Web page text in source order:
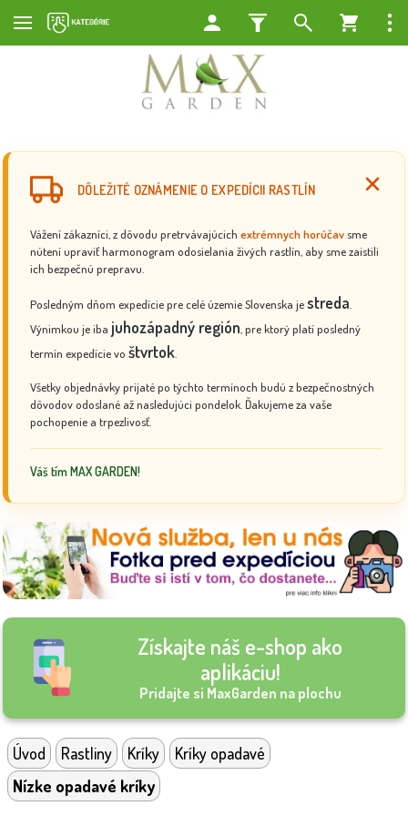
DÔLEŽITÉ OZNÁMENIE O EXPEDÍCII RASTLÍN
Vážení zákazníci, z dôvodu pretrvávajúcich extrémnych horúčav sme
nútení upraviť harmonogram odosielania živých rastlín, aby sme zaistili
ich bezpečnú prepravu.
Posledným dňom expedície pre celé územie Slovenska jestreda
Výnimkou je iba juhozápadný región , pre ktorý platí posledný
termín expedície vo štvrtok
Všetky objednávky prijaté po týchto termínoch budú z bezpečnostných
dôvodov odoslané až nasledujúci pondelok. Ďakujeme za vaše
pochopenie a trpezlivosť.
Váš tím MAX GARDEN!
Získajte náš e-shop ako
aplikáciu!
Pridajte si MaxGarden na plochu
Úvod Rastliny Kríky
Kríky opadavé
Nízke opadavé kríky